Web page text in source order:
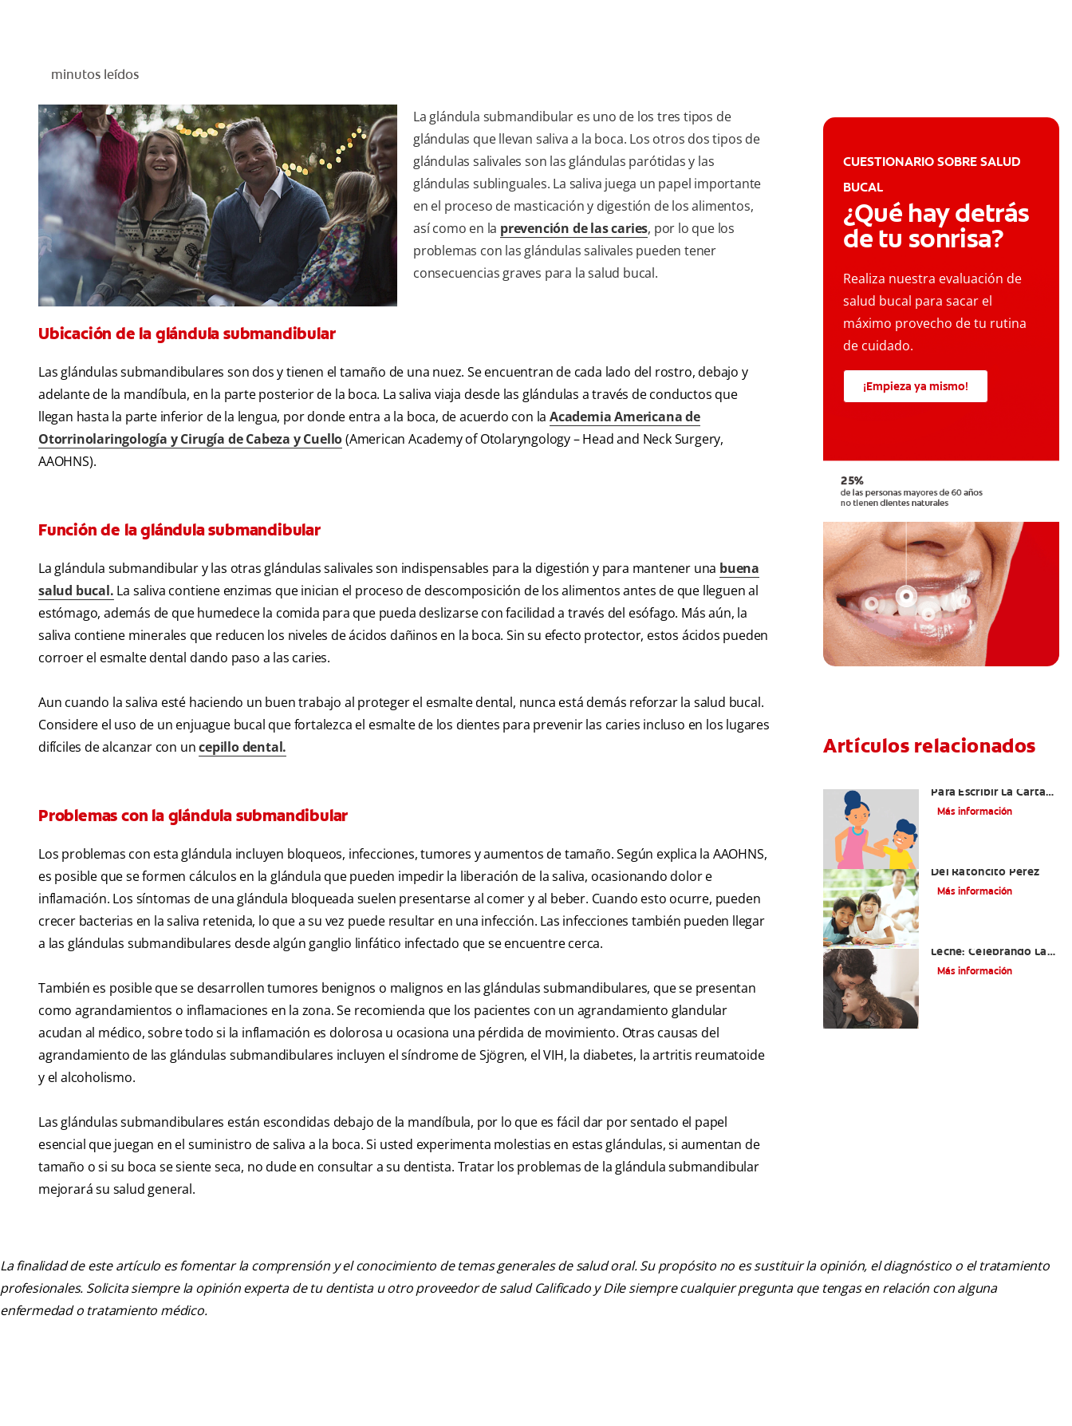
minutos leídos
La glándula submandibular es uno de los tres tipos de
glándulas que llevan saliva a la boca. Los otros dos tipos de
glándulas salivales son las glándulas parótidas y las
glándulas sublinguales. La saliva juega un papel importante
en el proceso de masticación y digestión de los alimentos,
así como en la prevención de las caries, por lo que los
problemas con las glándulas salivales pueden tener
consecuencias graves para la salud bucal.
Ubicación de la glándula submandibular
Las glándulas submandibulares son dos y tienen el tamaño de una nuez. Se encuentran de cada lado del rostro, debajo y
adelante de la mandíbula, en la parte posterior de la boca. La saliva viaja desde las glándulas a través de conductos que
llegan hasta la parte inferior de la lengua, por donde entra a la boca, de acuerdo con la Academia Americana de
Otorrinolaringología y Cirugía de Cabeza y Cuello(American Academy of Otolaryngology – Head and Neck Surgery,
AAOHNS).
Función de la glándula submandibular
La glándula submandibular y las otras glándulas salivales son indispensables para la digestión y para mantener una buena
salud bucal. La saliva contiene enzimas que inician el proceso de descomposición de los alimentos antes de que lleguen al
estómago, además de que humedece la comida para que pueda deslizarse con facilidad a través del esófago. Más aún, la
saliva contiene minerales que reducen los niveles de ácidos dañinos en la boca. Sin su efecto protector, estos ácidos pueden
corroer el esmalte dental dando paso a las caries.
Aun cuando la saliva esté haciendo un buen trabajo al proteger el esmalte dental, nunca está demás reforzar la salud bucal.
Considere el uso de un enjuague bucal que fortalezca el esmalte de los dientes para prevenir las caries incluso en los lugares
difíciles de alcanzar con uncepillo dental.
Problemas con la glándula submandibular
Los problemas con esta glándula incluyen bloqueos, infecciones, tumores y aumentos de tamaño. Según explica la AAOHNS,
es posible que se formen cálculos en la glándula que pueden impedir la liberación de la saliva, ocasionando dolor e
inflamación. Los síntomas de una glándula bloqueada suelen presentarse al comer y al beber. Cuando esto ocurre, pueden
crecer bacterias en la saliva retenida, lo que a su vez puede resultar en una infección. Las infecciones también pueden llegar
a las glándulas submandibulares desde algún ganglio linfático infectado que se encuentre cerca.
También es posible que se desarrollen tumores benignos o malignos en las glándulas submandibulares, que se presentan
como agrandamientos o inflamaciones en la zona. Se recomienda que los pacientes con un agrandamiento glandular
acudan al médico, sobre todo si la inflamación es dolorosa u ocasiona una pérdida de movimiento. Otras causas del
agrandamiento de las glándulas submandibulares incluyen el síndrome de Sjögren, el VIH, la diabetes, la artritis reumatoide
y el alcoholismo.
Las glándulas submandibulares están escondidas debajo de la mandíbula, por lo que es fácil dar por sentado el papel
esencial que juegan en el suministro de saliva a la boca. Si usted experimenta molestias en estas glándulas, si aumentan de
tamaño o si su boca se siente seca, no dude en consultar a su dentista. Tratar los problemas de la glándula submandibular
mejorará su salud general.
CUESTIONARIO SOBRE SALUD
BUCAL
¿Qué hay detrás
de tu sonrisa?
Realiza nuestra evaluación de
salud bucal para sacar el
máximo provecho de tu rutina
de cuidado.
¡Empieza ya mismo!
Artículos relacionados
Para Escribir La Carta
Al Ratón Pérez Y
Más información
Del Ratoncito Pérez
Más información
Leche: Celebrando La
Última Visita Del
Más información
La finalidad de este artículo es fomentar la comprensión y el conocimiento de temas generales de salud oral. Su propósito no es sustituir la opinión, el diagnóstico o el tratamiento
profesionales. Solicita siempre la opinión experta de tu dentista u otro proveedor de salud Calificado y Dile siempre cualquier pregunta que tengas en relación con alguna
enfermedad o tratamiento médico.